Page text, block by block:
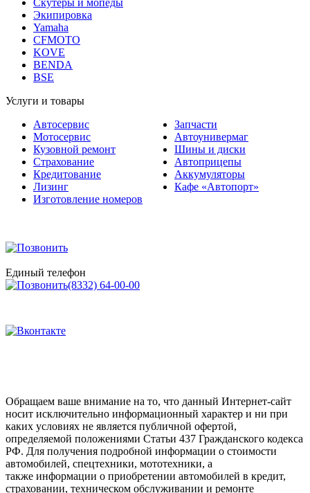
Скутеры и мопеды
Экипировка
Yamaha
CFMOTO
KOVE
BENDA
BSE
Услуги и товары
Автосервис
Мотосервис
Кузовной ремонт
Страхование
Кредитование
Лизинг
Изготовление номеров
Запчасти
Автоунивермаг
Шины и диски
Автоприцепы
Аккумуляторы
Кафе «Автопорт»
Единый телефон
(8332) 64-00-00
Обращаем ваше внимание на то, что данный Интернет-сайт
носит исключительно информационный характер и ни при
каких условиях не является публичной офертой,
определяемой положениями Статьи 437 Гражданского кодекса
РФ. Для получения подробной информации о стоимости
автомобилей, спецтехники, мототехники, а
также информации о приобретении автомобилей в кредит,
страховании, техническом обслуживании и ремонте